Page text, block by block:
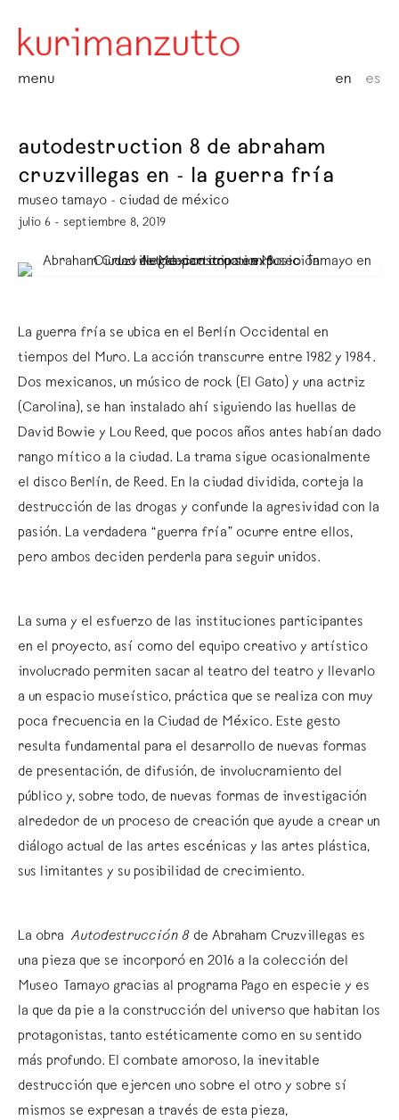
menu en es
autodestruction 8 de abraham
cruzvillegas en - la guerra fría
museo tamayo - ciudad de méxico
julio 6 - septiembre 8, 2019
La guerra fría se ubica en el Berlín Occidental en
tiempos del Muro. La acción transcurre entre 1982 y 1984.
Dos mexicanos, un músico de rock (El Gato) y una actriz
(Carolina), se han instalado ahí siguiendo las huellas de
David Bowie y Lou Reed, que pocos años antes habían dado
rango mítico a la ciudad. La trama sigue ocasionalmente
el disco Berlín, de Reed. En la ciudad dividida, corteja la
destrucción de las drogas y confunde la agresividad con la
pasión. La verdadera “guerra fría” ocurre entre ellos,
pero ambos deciden perderla para seguir unidos.
La suma y el esfuerzo de las instituciones participantes
en el proyecto, así como del equipo creativo y artístico
involucrado permiten sacar al teatro del teatro y llevarlo
a un espacio museístico, práctica que se realiza con muy
poca frecuencia en la Ciudad de México. Este gesto
resulta fundamental para el desarrollo de nuevas formas
de presentación, de difusión, de involucramiento del
público y, sobre todo, de nuevas formas de investigación
alrededor de un proceso de creación que ayude a crear un
diálogo actual de las artes escénicas y las artes plástica,
sus limitantes y su posibilidad de crecimiento.
La obra Autodestrucción 8 de Abraham Cruzvillegas es
una pieza que se incorporó en 2016 a la colección del
Museo Tamayo gracias al programa Pago en especie y es
la que da pie a la construcción del universo que habitan los
protagonistas, tanto estéticamente como en su sentido
más profundo. El combate amoroso, la inevitable
destrucción que ejercen uno sobre el otro y sobre sí
mismos se expresan a través de esta pieza,